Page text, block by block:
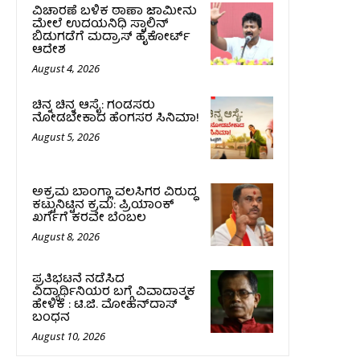
ವಿಚಾರಣೆ ಬಳಿಕ ಠಾಣಾ ಜಾಮೀನು
ಮೇಲೆ ಉದಯನಿಧಿ ಸ್ಟಾಲಿನ್‌
ಬಿಡುಗಡೆಗೆ ಮದ್ರಾಸ್‌ ಹೈಕೋರ್ಟ್‌
ಆದೇಶ
August 4, 2026
ಚಿನ್ನ ಚಿನ್ನ ಆಸೈ: ಗಂಡಸರು
ನೋಡಬೇಕಾದ ಹೆಂಗಸರ ಸಿನಿಮಾ!
August 5, 2026
ಅಕ್ರಮ ಬಾಂಗ್ಲಾ ವಲಸಿಗರ ವಿರುದ್ಧ
ಕಟ್ಟುನಿಟ್ಟಿನ ಕ್ರಮ: ಪ್ರಿಯಾಂಕ್
ಖರ್ಗೆಗೆ ಕರವೇ ಬೆಂಬಲ
August 8, 2026
ಪ್ರತಿಭಟನೆ ನಡೆಸಿದ
ವಿದ್ಯಾರ್ಥಿನಿಯರ ಬಗ್ಗೆ ವಿವಾದಾತ್ಮಕ
ಹೇಳಿಕೆ : ಟಿ.ಜಿ. ಮೋಹನ್‌ದಾಸ್‌
ಬಂಧನ
August 10, 2026